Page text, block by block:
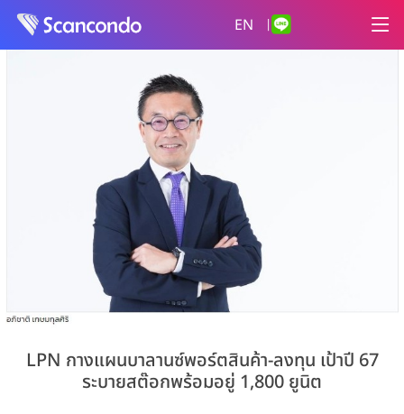
EN |
LPN กางแผนบาลานซ์พอร์ตสินค้า-ลงทุน เป้าปี 67
ระบายสต๊อกพร้อมอยู่ 1,800 ยูนิต